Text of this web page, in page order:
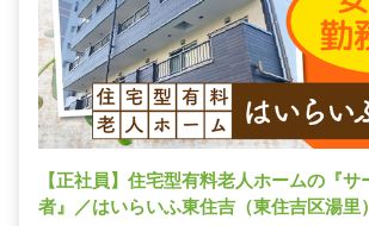
【正社員】住宅型有料老人ホームの『
者』／はいらいふ東住吉（東住吉区湯里